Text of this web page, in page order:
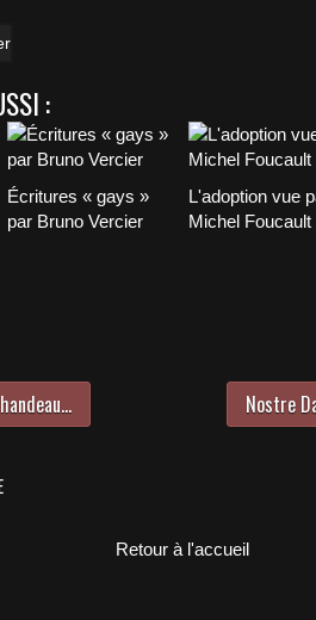
:
Écritures « gays »
par Bruno Vercier
L'adoption vue
Michel Foucault
Nostre
Retour à l'accueil